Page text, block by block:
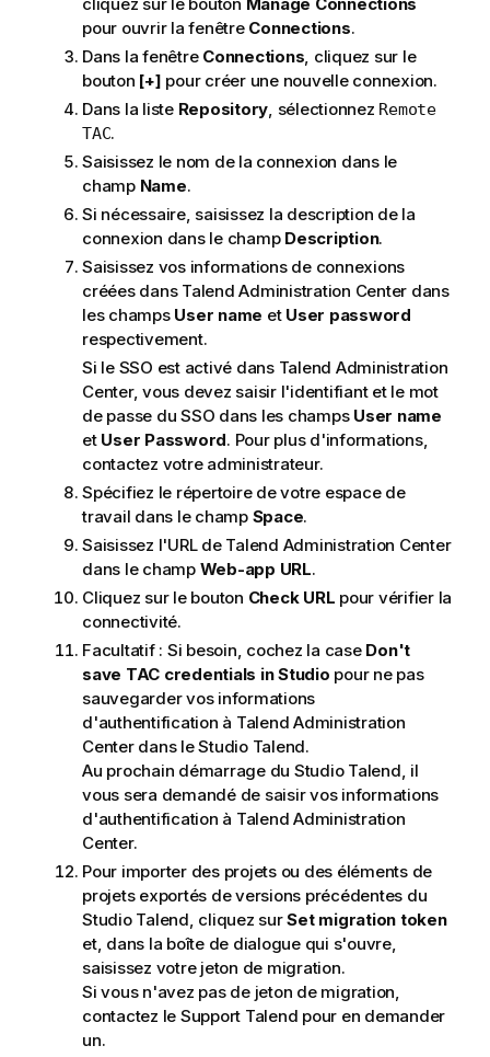
cliquez sur le bouton Manage Connections
pour ouvrir la fenêtre Connections.
Dans la fenêtre Connections, cliquez sur le
bouton [+] pour créer une nouvelle connexion.
Dans la liste Repository, sélectionnez Remote
TAC.
Saisissez le nom de la connexion dans le
champ Name.
Si nécessaire, saisissez la description de la
connexion dans le champ Description.
Saisissez vos informations de connexions
créées dans Talend Administration Center dans
les champs User name et User password
respectivement.
Si le SSO est activé dans Talend Administration
Center, vous devez saisir l'identifiant et le mot
de passe du SSO dans les champs User name
et User Password. Pour plus d'informations,
contactez votre administrateur.
Spécifiez le répertoire de votre espace de
travail dans le champ Space.
Saisissez l'URL de Talend Administration Center
dans le champ Web-app URL.
Cliquez sur le bouton Check URL pour vérifier la
connectivité.
Facultatif : Si besoin, cochez la case Don't
save TAC credentials in Studio pour ne pas
sauvegarder vos informations
d'authentification à Talend Administration
Centerdans leStudio Talend.
Au prochain démarrage du Studio Talend, il
vous sera demandé de saisir vos informations
d'authentification à Talend Administration
Center.
Pour importer des projets ou des éléments de
projets exportés de versions précédentes du
Studio Talend, cliquez surSet migration token
et, dans la boîte de dialogue qui s'ouvre,
saisissez votre jeton de migration.
Si vous n'avez pas de jeton de migration,
contactez le Support Talend pour en demander
un.